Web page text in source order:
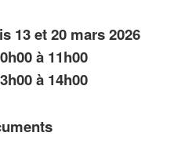
20 mars 2026
11h00
14h00